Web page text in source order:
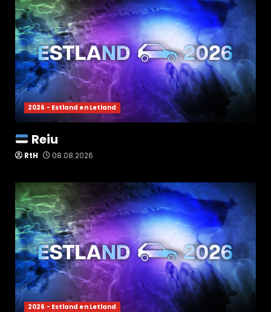
2026 - Estland en Letland
Reiu
RtH 08.08.2026
2026 - Estland en Letland